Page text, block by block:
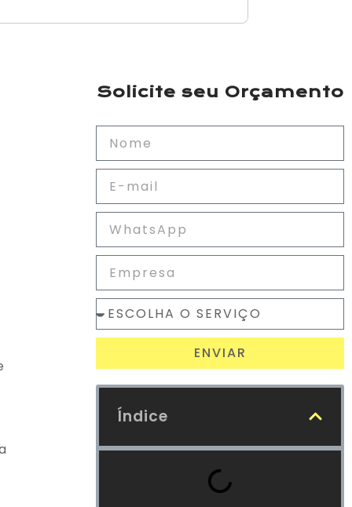
Solicite seu Orçamento
ENVIAR
Índice